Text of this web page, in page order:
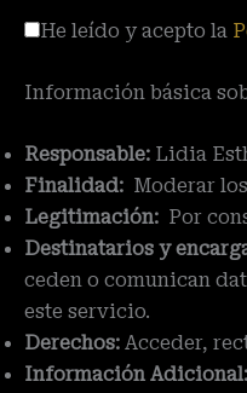
He leído y acepto la
Información básica
Responsable: Lidia
Finalidad: Moderar
Legitimación: Por
Destinatarios y
ceden o comunican
este servicio.
Derechos: Acceder,
Información Adicional: